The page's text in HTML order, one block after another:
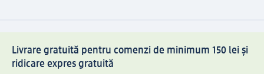
Livrare gratuită pentru comenzi de minimum 150 lei și
ridicare expres gratuită